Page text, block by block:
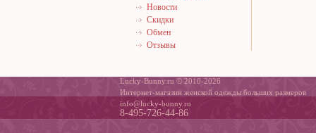
Новости
Скидки
Обмен
Отзывы
Lucky-Bunny.ru © 2010-2026
Интернет-магазин женской одежды больших размеров
info@lucky-bunny.ru
8-495-726-44-86